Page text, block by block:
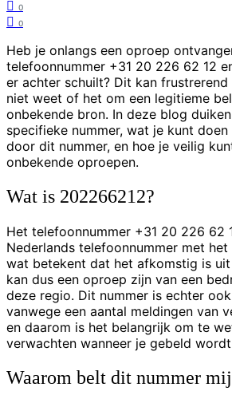
0
0
Heb je onlangs een oproep
telefoonnummer +31 20 226 62 12
er achter schuilt? Dit kan
niet weet of het om een legitieme
onbekende bron. In deze blog
specifieke nummer, wat je kunt
door dit nummer, en hoe je veilig
onbekende oproepen.
Wat is 202266212?
Het telefoonnummer +31 20 226 62
Nederlands telefoonnummer met
wat betekent dat het afkomstig is uit
kan dus een oproep zijn van een
deze regio. Dit nummer is echter
vanwege een aantal meldingen van
en daarom is het belangrijk om te
verwachten wanneer je gebeld
Waarom belt dit nummer